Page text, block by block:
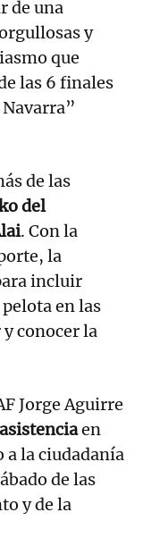
de una
y
que
las 6 finales
de las
del
. Con la
la
incluir
en las
conocer la
Jorge Aguirre
en
la ciudadanía
de las
y de la